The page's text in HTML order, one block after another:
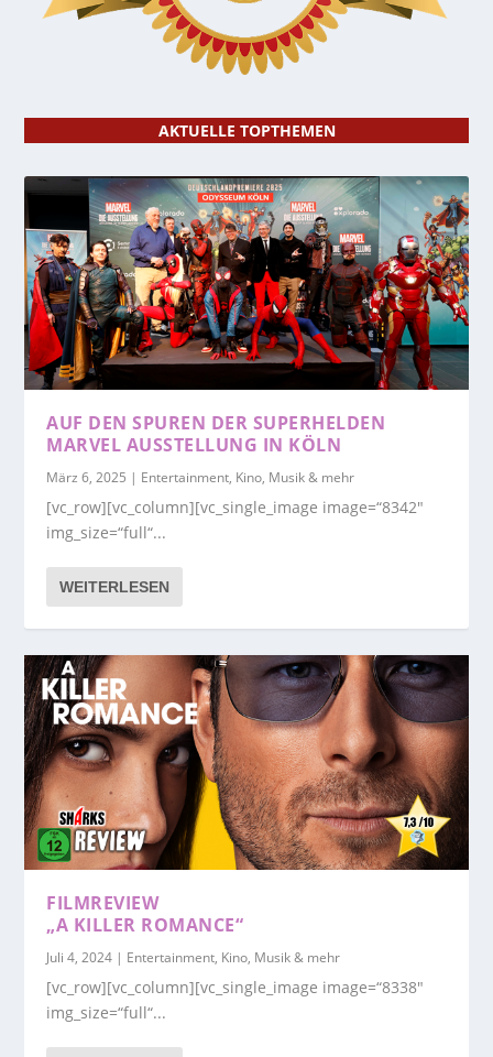
AKTUELLE TOPTHEMEN
AUF DEN SPUREN DER SUPERHELDEN
MARVEL AUSSTELLUNG IN KÖLN
März 6, 2025 | Entertainment, Kino, Musik & mehr
[vc_row][vc_column][vc_single_image image=“8342″
img_size=“full“...
WEITERLESEN
FILMREVIEW
„A KILLER ROMANCE“
Juli 4, 2024 | Entertainment, Kino, Musik & mehr
[vc_row][vc_column][vc_single_image image=“8338″
img_size=“full“...